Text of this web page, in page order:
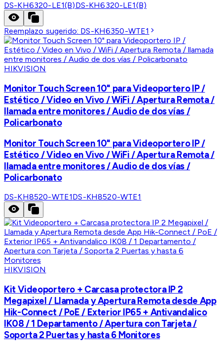
DS-KH6320-LE1(B)DS-KH6320-LE1(B)
Reemplazo sugerido: DS-KH6350-WTE1
HIKVISION
Monitor Touch Screen 10" para Videoportero IP /
Estético / Video en Vivo / WiFi / Apertura Remota /
llamada entre monitores / Audio de dos vías /
Policarbonato
Monitor Touch Screen 10" para Videoportero IP /
Estético / Video en Vivo / WiFi / Apertura Remota /
llamada entre monitores / Audio de dos vías /
Policarbonato
DS-KH8520-WTE1DS-KH8520-WTE1
HIKVISION
Kit Videoportero + Carcasa protectora IP 2
Megapixel / Llamada y Apertura Remota desde App
Hik-Connect / PoE / Exterior IP65 + Antivandalico
IK08 / 1 Departamento / Apertura con Tarjeta /
Soporta 2 Puertas y hasta 6 Monitores